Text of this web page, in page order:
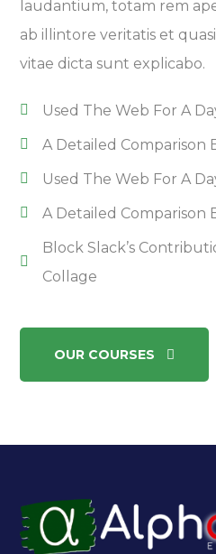
laudantium, totam rem
ab illintore veritatis et
vitae dicta sunt explicabo.
Used The Web For A
A Detailed Comparison
Used The Web For A
A Detailed Comparison
Block Slack’s
Collage
OUR COURSES